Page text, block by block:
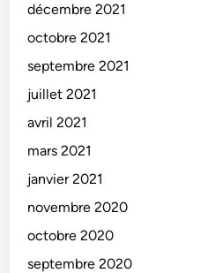
décembre 2021
octobre 2021
septembre 2021
juillet 2021
avril 2021
mars 2021
janvier 2021
novembre 2020
octobre 2020
septembre 2020